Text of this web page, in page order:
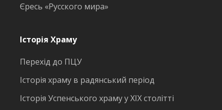
Єресь «Русского мира»
Історія Храму
Перехід до ПЦУ
Історія храму в радянський період
Історія Успенського храму у ХІХ столітті